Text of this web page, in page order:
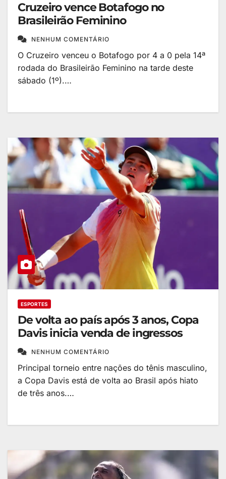
Cruzeiro vence Botafogo no
Brasileirão Feminino
NENHUM COMENTÁRIO
O Cruzeiro venceu o Botafogo por 4 a 0 pela 14ª
rodada do Brasileirão Feminino na tarde deste
sábado (1º).…
ESPORTES
De volta ao país após 3 anos, Copa
Davis inicia venda de ingressos
NENHUM COMENTÁRIO
Principal torneio entre nações do tênis masculino,
a Copa Davis está de volta ao Brasil após hiato
de três anos.…